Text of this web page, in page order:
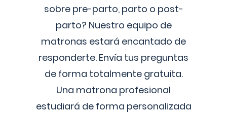
sobre pre-parto, parto o post-
parto? Nuestro equipo de
matronas estará encantado de
responderte. Envía tus preguntas
de forma totalmente gratuita.
Una matrona profesional
estudiará de forma personalizada